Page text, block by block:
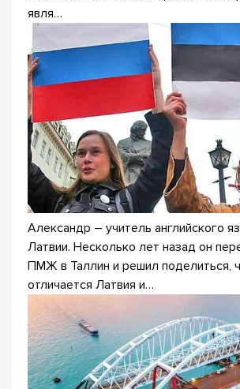
явля…
Александр – учитель английского
Латвии. Несколько лет назад он
ПМЖ в Таллин и решил поделиться,
отличается Латвия и…